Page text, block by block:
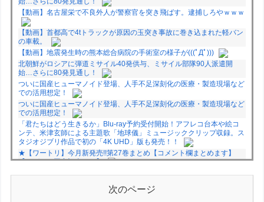
【動画】名古屋栄で不良外人が警察官を突き飛ばす。逮捕しろやｗｗｗ
【動画】首都高で4tトラックが原因の玉突き事故に巻き込まれた軽バン
の車載。
【動画】地震発生時の熊本総合病院の手術室の様子が(((ﾟДﾟ)))
北朝鮮がロシアに弾道ミサイル40発供与、ミサイル部隊90人派遣開
始…さらに80発見通し！
ついに国産ヒューマノイド登場、人手不足深刻化の医療・製造現場など
での活用想定！
ついに国産ヒューマノイド登場、人手不足深刻化の医療・製造現場など
での活用想定！
「君たちはどう生きるか」Blu-ray予約受付開始！アフレコ台本や絵コ
ンテ、米津玄師による主題歌「地球儀」ミュージッククリップ収録。ス
タジオジブリ作品で初の「4K UHD」版も発売！！
★【ワートリ】今月新発売!!第27巻まとめ【コメント欄まとめます】
【しばらく固定記事です】
★【ワートリ】今月第241話「遠征選抜試験㊲」第242話「遠征選抜試
★【ワートリ】風間隊3人≒忍田単騎くらいのイメージかな
次のページ